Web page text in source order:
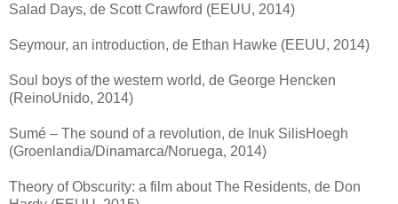
Salad Days, de Scott Crawford (EEUU, 2014)
Seymour, an introduction, de Ethan Hawke (EEUU, 2014)
Soul boys of the western world, de George Hencken
(ReinoUnido, 2014)
Sumé – The sound of a revolution, de Inuk SilisHoegh
(Groenlandia/Dinamarca/Noruega, 2014)
Theory of Obscurity: a film about The Residents, de Don